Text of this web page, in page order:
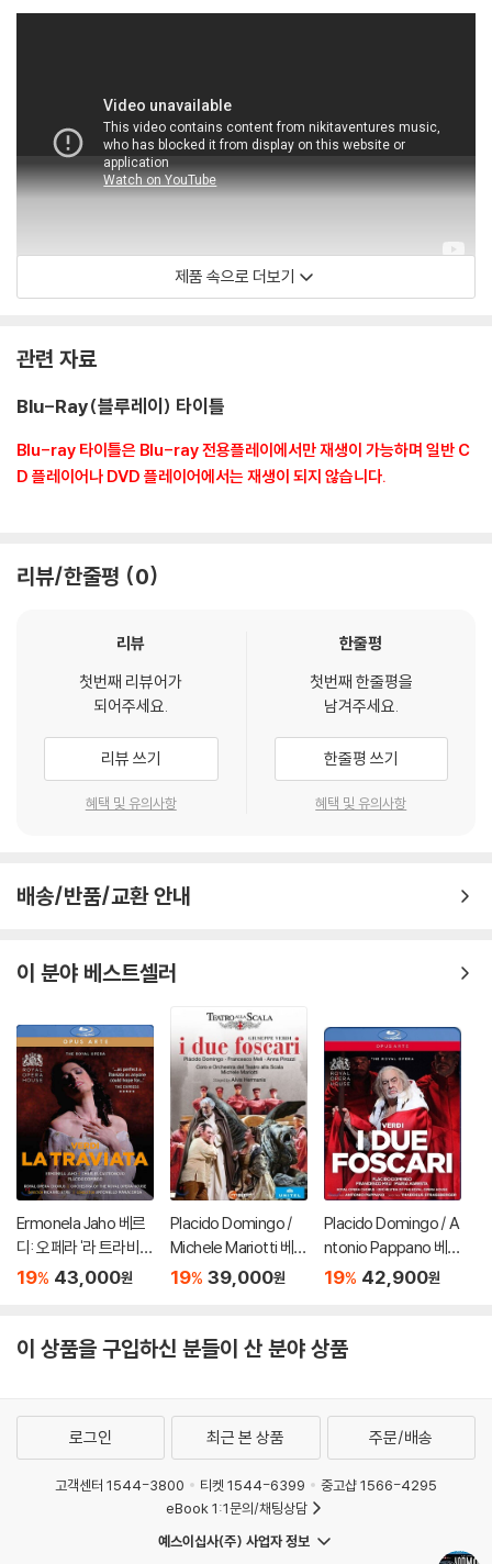
※ 디스크 재생 불량
2) 정전기와 먼지로 인해 재생이 원활하지 않은 경우가 있습니다. 디스크
를 마른 천으로 닦으시거나, DVD 클리너 등 전용 제품을 이용하면 대부분
해결됩니다.
3) 일부 PC 연결형 ODD의 경우 호환 상의 문제로 정상적인 디스크도 재
며, ODD 사용으로 인한 재생 불량의 경우 교환 시에도 동일한 오류가 발
생할 수 있음을 알려드립니다.
디스크에 미세한 잔 흠집이 남아있거나 인쇄 면이 깨끗하지 않은 경우가
로 인한 반품/교환이 가능합니다.
※ 교환/반품 안내
1) 불량으로 인한 교환/반품 요청 시에는 불량 확인을 위해 개봉 시의 동영
관련 사진과 동영상 및 재생 기기 모델명을 첨부하여 첨부하여 고객센터에
문의 바랍니다.
부담 후 처리 가능합니다.
3) 스틸북 한정판, 초회 한정판의 경우 제작 수량이 한정되어 있고, 택배
이동 과정에서의 손상이 발생하면, 재 판매가 어려우므로 신중한 구매 선
4) 한정판 상품의 변심, 오구매로 인한 반품은 회송된 상품의 상태 확인 후
진행이 가능합니다. 택배 이동 중 파손이 발생하지 않도록 완충 포장을 부
탁드립니다.
제품 속으로 더보기
관련 자료
Blu-Ray(블루레이) 타이틀
Blu-ray 타이틀은 Blu-ray 전용플레이에서만 재생이 가능하며 일반 C
D 플레이어나 DVD 플레이어에서는 재생이 되지 않습니다.
리뷰/한줄평 0
리뷰
첫번째 리뷰어가
되어주세요.
리뷰 쓰기
혜택 및 유의사항
한줄평
첫번째 한줄평을
남겨주세요.
한줄평 쓰기
혜택 및 유의사항
배송/반품/교환 안내
이 분야 베스트셀러
Ermonela Jaho 베르
디: 오페라 '라 트라비아
타' (Verdi: La Traviat
19% 43,000원
Placido Domingo /
Michele Mariotti 베르
디: 포스카리 가문의 두
erdi: I Due Foscari)
19% 39,000원
Placido Domingo / A
ntonio Pappano 베르
디: 포스카리 가문의 두
19% 42,900원
이 상품을 구입하신 분들이 산 분야 상품
로그인 최근 본 상품 주문/배송
고객센터 1544-3800 티켓 1544-6399
중고샵 1566-4295
eBook 1:1문의/채팅상담
예스이십사(주) 사업자 정보